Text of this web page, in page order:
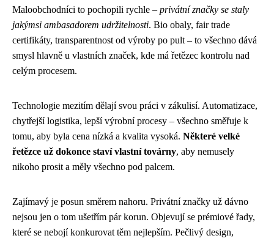
Maloobchodníci to pochopili rychle – privátní značky se staly
jakýmsi ambasadorem udržitelnosti. Bio obaly, fair trade
certifikáty, transparentnost od výroby po pult – to všechno dává
smysl hlavně u vlastních značek, kde má řetězec kontrolu nad
celým procesem.
Technologie mezitím dělají svou práci v zákulisí. Automatizace,
chytřejší logistika, lepší výrobní procesy – všechno směřuje k
tomu, aby byla cena nízká a kvalita vysoká. Některé velké
řetězce už dokonce staví vlastní továrny, aby nemusely
nikoho prosit a měly všechno pod palcem.
Zajímavý je posun směrem nahoru. Privátní značky už dávno
nejsou jen o tom ušetřím pár korun. Objevují se prémiové řady,
které se nebojí konkurovat těm nejlepším. Pečlivý design,